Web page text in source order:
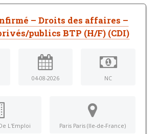
– Droits des affaires –
publics BTP (H/F) (CDI)
04-08-2026 NC
L'Emploi Paris Paris (Ile-de-France)